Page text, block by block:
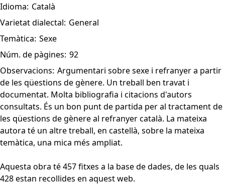
Idioma: Català
Varietat dialectal: General
Temàtica: Sexe
Núm. de pàgines: 92
Observacions: Argumentari sobre sexe i refranyer a partir
de les qüestions de gènere. Un treball ben travat i
documentat. Molta bibliografia i citacions d'autors
consultats. És un bon punt de partida per al tractament de
les qüestions de gènere al refranyer català. La mateixa
autora té un altre treball, en castellà, sobre la mateixa
temàtica, una mica més ampliat.
Aquesta obra té 457 fitxes a la base de dades, de les quals
428 estan recollides en aquest web.